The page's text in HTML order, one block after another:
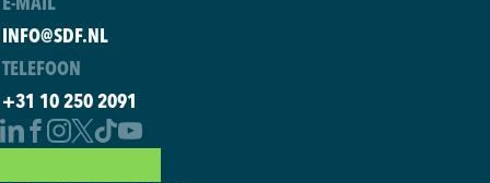
INFO@SDF.NL
TELEFOON
+31 10 250 2091